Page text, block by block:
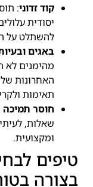
קוד זדוני:
יסודית
להשתלט על
באגים
מהימנים לא
האחרונות
תאימות
חוסר תמיכה
שאלות,
ומקצועית.
טיפים
בצורה